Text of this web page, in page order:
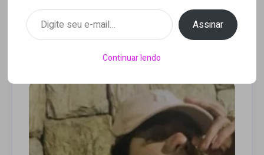
de estreia
Por Andrezza Barros• 28 jan 2021
Digite seu e-mail…
Assinar
Continuar lendo